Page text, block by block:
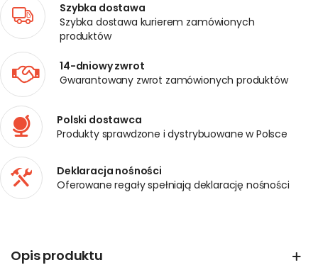
Szybka dostawa
Szybka dostawa kurierem zamówionych
produktów
14-dniowy zwrot
Gwarantowany zwrot zamówionych produktów
Polski dostawca
Produkty sprawdzone i dystrybuowane w Polsce
Deklaracja nośności
Oferowane regały spełniają deklarację nośności
Opis produktu